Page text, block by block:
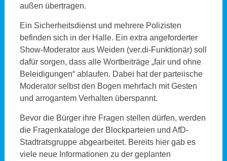
außen übertragen.
Ein Sicherheitsdienst und mehrere Polizisten
befinden sich in der Halle. Ein extra angeforderter
Show-Moderator aus Weiden (ver.di-Funktionär) soll
dafür sorgen, dass alle Wortbeiträge „fair und ohne
Beleidigungen“ ablaufen. Dabei hat der parteiische
Moderator selbst den Bogen mehrfach mit Gesten
und arrogantem Verhalten überspannt.
Bevor die Bürger ihre Fragen stellen dürfen, werden
die Fragenkataloge der Blockparteien und AfD-
Stadtratsgruppe abgearbeitet. Bereits hier gab es
viele neue Informationen zu der geplanten